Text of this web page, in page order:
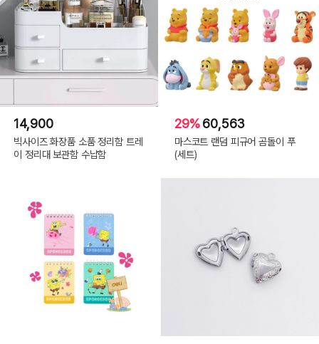
14,900
빅사이즈 화장품 소품 정리함 트레
이 정리대 보관함 수납함
29%60,563
마스코트 랜덤 피규어 곰돌이 푸
(세트)